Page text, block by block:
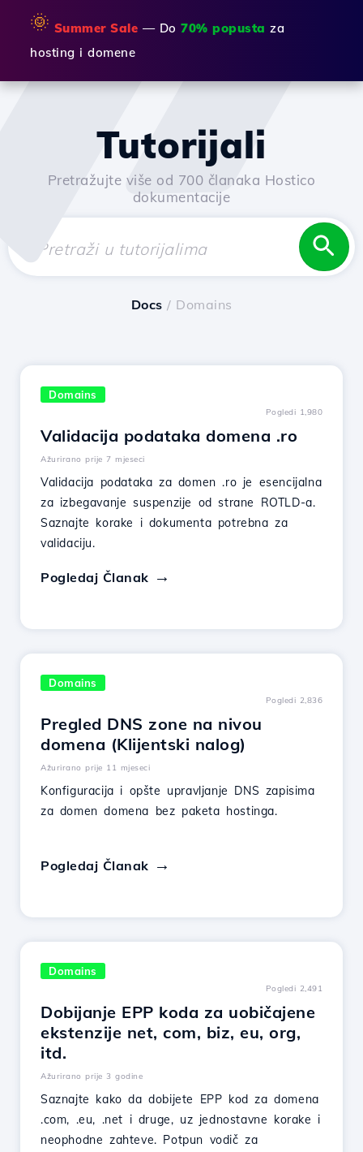
🌞 Summer Sale — Do 70% popusta za
hosting i domene
Tutorijali
Pretražujte više od 700 članaka Hostico
dokumentacije
Docs / Domains
Domains
Pogledi 1,980
Validacija podataka domena .ro
Ažurirano prije 7 mjeseci
Validacija podataka za domen .ro je esencijalna
za izbegavanje suspenzije od strane ROTLD-a.
Saznajte korake i dokumenta potrebna za
validaciju.
Pogledaj Članak
Domains
Pogledi 2,836
Pregled DNS zone na nivou
domena (Klijentski nalog)
Ažurirano prije 11 mjeseci
Konfiguracija i opšte upravljanje DNS zapisima
za domen domena bez paketa hostinga.
Pogledaj Članak
Domains
Pogledi 2,491
Dobijanje EPP koda za uobičajene
ekstenzije net, com, biz, eu, org,
itd.
Ažurirano prije 3 godine
Saznajte kako da dobijete EPP kod za domena
.com, .eu, .net i druge, uz jednostavne korake i
neophodne zahteve. Potpun vodič za